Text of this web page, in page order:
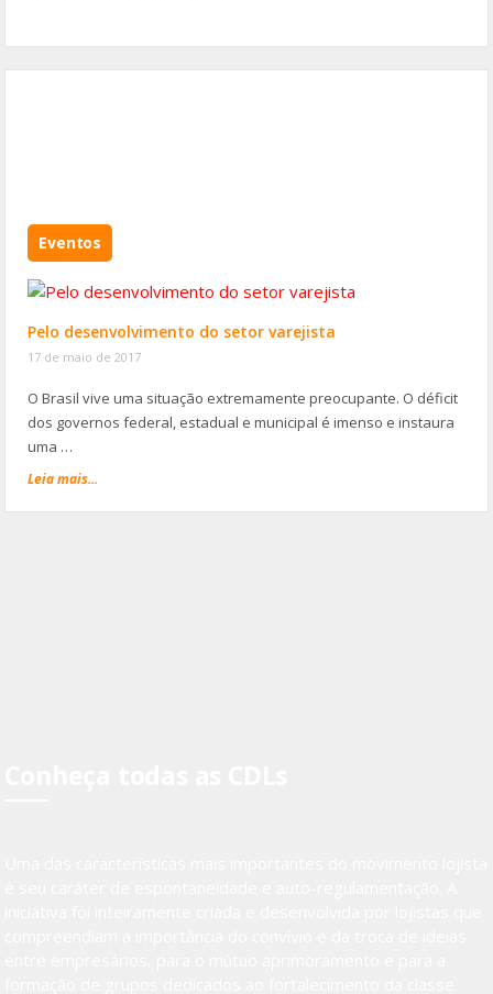
Eventos
Pelo desenvolvimento do setor varejista
17 de maio de 2017
O Brasil vive uma situação extremamente preocupante. O déficit
dos governos federal, estadual e municipal é imenso e instaura
uma …
Leia mais...